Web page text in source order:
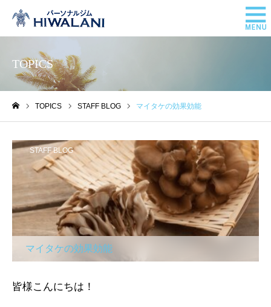
TOPICS
TOPICS STAFF BLOG マイタケの効果効能
STAFF BLOG
マイタケの効果効能
皆様こんにちは！